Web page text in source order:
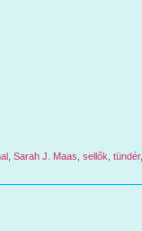
Sarah J. Maas sellők tündér,